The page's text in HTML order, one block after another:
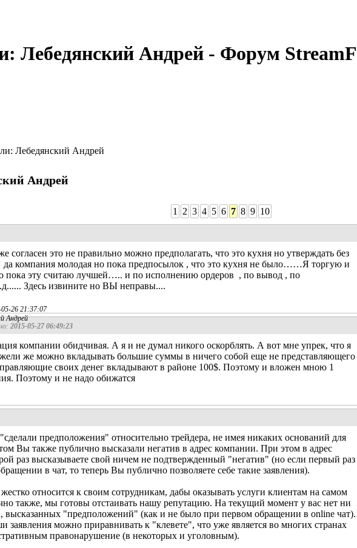
Лебедянский Андрей - Форум
Лебедянский Андрей
Андрей
1 2 3 4 5 6 7 8 9 10
согласен это не правильно можно предполагать, что это кухня но утверждать без
да компания молодая но пока предпосылок , что это кухня не было……Я торгую и
пока эту считаю лучшей….. и по исполнению ордеров , по вывод , по
Здесь извините но ВЫ неправы....
26 21:37:07
Андрей
2015-05-27 06:49:23
компании обидчивая. А я и не думал никого оскорблять. А вот мне упрек, что я
же можно вкладывать большие суммы в ничего собой еще не представляющего
своих денег вкладывают в районе 100$. Поэтому и вложен мною 1
Поэтому и не надо обижатся
предположения" относительно трейдера, не имея никаких оснований для
Вы также публично высказали негатив в адрес компании. При этом в адрес
раз высказываете свой ничем не подтвержденный "негатив" (но если первый раз
в чат, то теперь Вы публично позволяете себе такие заявления).
относится к своим сотрудникам, дабы оказывать услуги клиентам на самом
также, мы готовы отстаивать нашу репутацию. На текущий момент у вас нет ни
высказанных "предположений" (как и не было при первом обращении в online чат).
заявления можно приравнивать к "клевете", что уже является во многих странах
правонарушение (в некоторых и уголовным).